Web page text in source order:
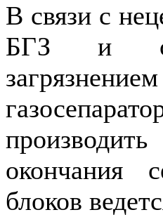
В связи с
БГЗ и
окончания
блоков